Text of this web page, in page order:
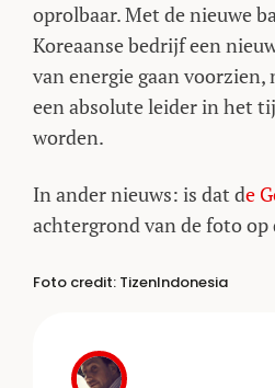
oprolbaar. Met de nieuwe
Koreaanse bedrijf een
van energie gaan voorzien,
een absolute leider in het
worden.
In ander nieuws: is dat de
achtergrond van de foto op
Foto credit: TizenIndonesia